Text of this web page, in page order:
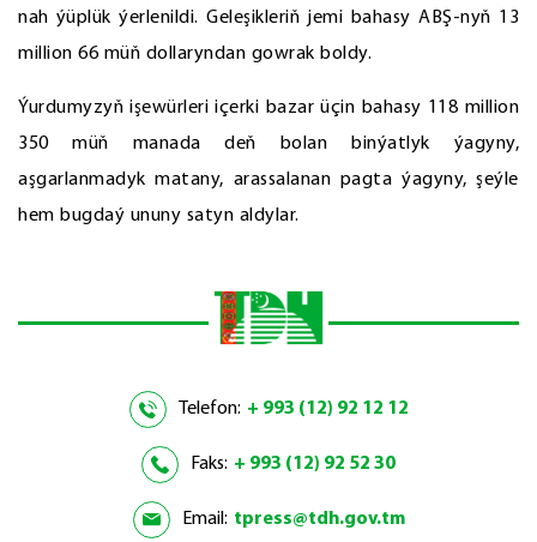
nah ýüplük ýerlenildi. Geleşikleriň jemi bahasy ABŞ-nyň 13
million 66 müň dollaryndan gowrak boldy.
Ýurdumyzyň işewürleri içerki bazar üçin bahasy 118 million
350 müň manada deň bolan binýatlyk ýagyny,
aşgarlanmadyk matany, arassalanan pagta ýagyny, şeýle
hem bugdaý ununy satyn aldylar.
Telefon: + 993 (12) 92 12 12
Faks: + 993 (12) 92 52 30
Email: tpress@tdh.gov.tm